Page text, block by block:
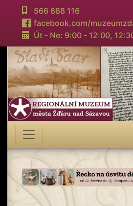
566 688 116
facebook.com/
Út - Ne: 9:00 - 12:00,